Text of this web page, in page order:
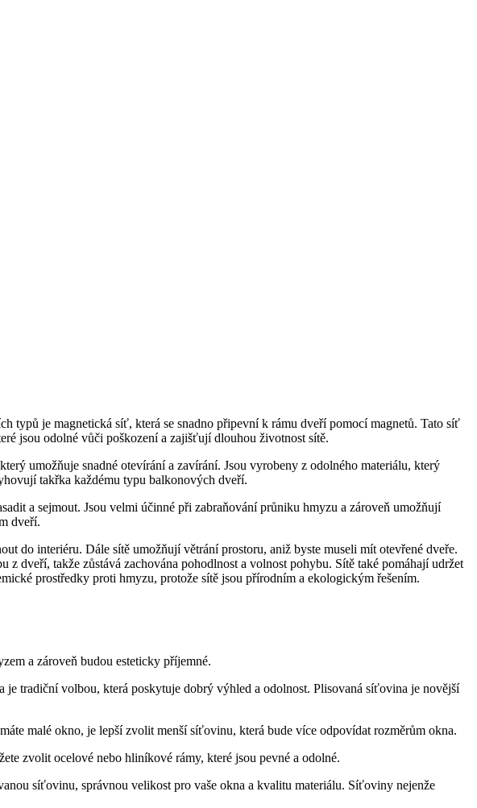
typů je magnetická síť, která se snadno připevní k rámu dveří pomocí magnetů. Tato síť
jsou odolné vůči poškození a zajišťují dlouhou životnost sítě.
umožňuje snadné otevírání a zavírání. Jsou vyrobeny z odolného materiálu, který
takřka každému typu balkonových dveří.
a sejmout. Jsou velmi účinné při zabraňování průniku hmyzu a zároveň umožňují
dveří.
do interiéru. Dále sítě umožňují větrání prostoru, aniž byste museli mít otevřené dveře.
dveří, takže zůstává zachována pohodlnost a volnost pohybu. Sítě také pomáhají udržet
prostředky proti hmyzu, protože sítě jsou přírodním a ekologickým řešením.
a zároveň budou esteticky příjemné.
tradiční volbou, která poskytuje dobrý výhled a odolnost. Plisovaná síťovina je novější
malé okno, je lepší zvolit menší síťovinu, která bude více odpovídat rozměrům okna.
zvolit ocelové nebo hliníkové rámy, které jsou pevné a odolné.
síťovinu, správnou velikost pro vaše okna a kvalitu materiálu. Síťoviny nejenže